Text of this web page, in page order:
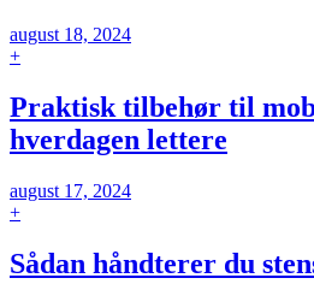
august 18, 2024
+
Praktisk tilbehør til
hverdagen lettere
august 17, 2024
+
Sådan håndterer du